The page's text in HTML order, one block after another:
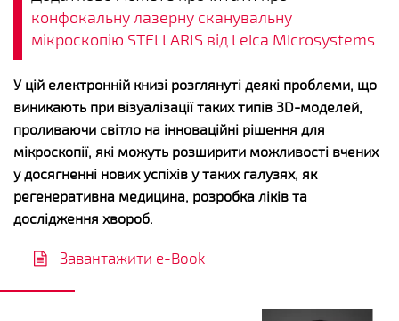
конфокальну лазерну сканувальну
мікроскопію STELLARIS від Leica Microsystems
У цій електронній книзі розглянуті деякі проблеми, що
виникають при візуалізації таких типів 3D-моделей,
проливаючи світло на інноваційні рішення для
мікроскопії, які можуть розширити можливості вчених
у досягненні нових успіхів у таких галузях, як
регенеративна медицина, розробка ліків та
дослідження хвороб.
Завантажити e-Book